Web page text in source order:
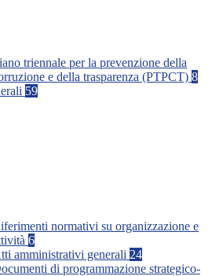
triennale per la prevenzione della
e della trasparenza (PTPCT) 8
59
normativi su organizzazione e
6
amministrativi generali 24
di programmazione strategico-